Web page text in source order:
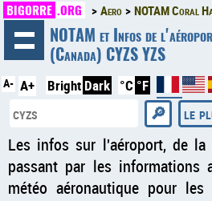
BIGORRE .ORG Aero NOTAM Coral
NOTAM et Infos de
(Canada) CYZS YZS
A- A+ Bright Dark °C °F
le
Les infos sur l'aéroport, de
passant par les informations
météo aéronautique pour